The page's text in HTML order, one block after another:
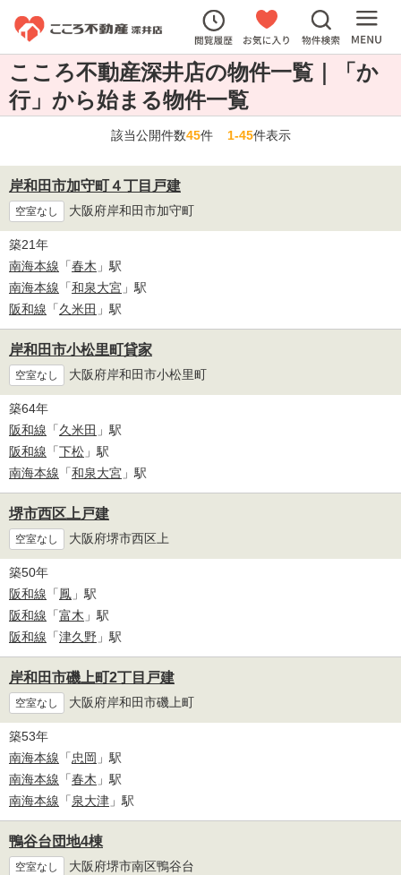
こころ不動産深井店の物件一覧｜「か
行」から始まる物件一覧
該当公開件数45件1-45件表示
岸和田市加守町４丁目戸建
空室なし 大阪府岸和田市加守町
築21年
南海本線 「春木 」駅
南海本線 「和泉大宮 」駅
阪和線 「久米田 」駅
岸和田市小松里町貸家
空室なし 大阪府岸和田市小松里町
築64年
阪和線 「久米田 」駅
阪和線 「下松 」駅
南海本線 「和泉大宮 」駅
堺市西区上戸建
空室なし 大阪府堺市西区上
築50年
阪和線 「鳳 」駅
阪和線 「富木 」駅
阪和線 「津久野 」駅
岸和田市磯上町2丁目戸建
空室なし 大阪府岸和田市磯上町
築53年
南海本線 「忠岡 」駅
南海本線 「春木 」駅
南海本線 「泉大津 」駅
鴨谷台団地4棟
空室なし 大阪府堺市南区鴨谷台